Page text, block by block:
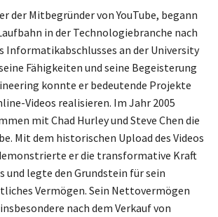
der Mitbegründer von YouTube, begann
in der Technologiebranche nach
Informatikabschlusses an der University
Fähigkeiten und seine Begeisterung
konnte er bedeutende Projekte
Videos realisieren. Im Jahr 2005
mit Chad Hurley und Steve Chen die
Mit dem historischen Upload des Videos
er die transformative Kraft
und legte den Grundstein für sein
Vermögen. Sein Nettovermögen
nach dem Verkauf von